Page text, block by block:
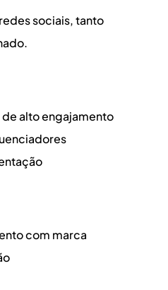
sociais, tanto
alto engajamento
com marca